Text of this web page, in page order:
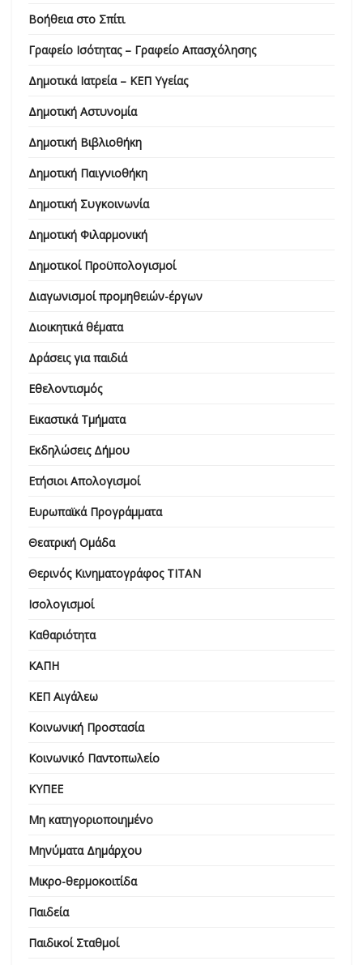
Βοήθεια στο Σπίτι
Γραφείο Ισότητας – Γραφείο Απασχόλησης
Δημοτικά Ιατρεία – ΚΕΠ Υγείας
Δημοτική Αστυνομία
Δημοτική Βιβλιοθήκη
Δημοτική Παιγνιοθήκη
Δημοτική Συγκοινωνία
Δημοτική Φιλαρμονική
Δημοτικοί Προϋπολογισμοί
Διαγωνισμοί προμηθειών-έργων
Διοικητικά θέματα
Δράσεις για παιδιά
Εθελοντισμός
Εικαστικά Τμήματα
Εκδηλώσεις Δήμου
Ετήσιοι Απολογισμοί
Ευρωπαϊκά Προγράμματα
Θεατρική Ομάδα
Θερινός Κινηματογράφος ΤΙΤΑΝ
Ισολογισμοί
Καθαριότητα
ΚΑΠΗ
ΚΕΠ Αιγάλεω
Κοινωνική Προστασία
Κοινωνικό Παντοπωλείο
ΚΥΠΕΕ
Μη κατηγοριοποιημένο
Μηνύματα Δημάρχου
Μικρο-θερμοκοιτίδα
Παιδεία
Παιδικοί Σταθμοί